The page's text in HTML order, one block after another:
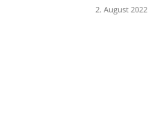
2. August 2022